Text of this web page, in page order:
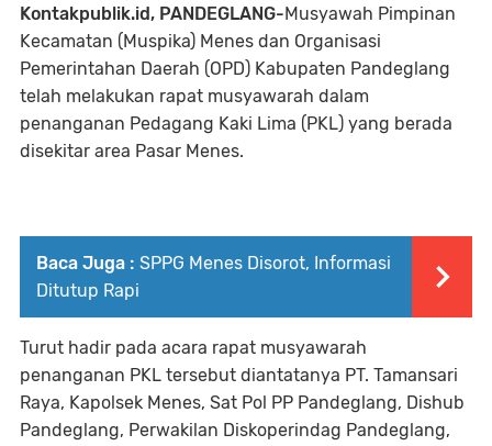
Kontakpublik.id, PANDEGLANG-Musyawah Pimpinan
Kecamatan (Muspika) Menes dan Organisasi
Pemerintahan Daerah (OPD) Kabupaten Pandeglang
telah melakukan rapat musyawarah dalam
penanganan Pedagang Kaki Lima (PKL) yang berada
disekitar area Pasar Menes.
Baca Juga : SPPG Menes Disorot, Informasi
Ditutup Rapi
Turut hadir pada acara rapat musyawarah
penanganan PKL tersebut diantatanya PT. Tamansari
Raya, Kapolsek Menes, Sat Pol PP Pandeglang, Dishub
Pandeglang, Perwakilan Diskoperindag Pandeglang,